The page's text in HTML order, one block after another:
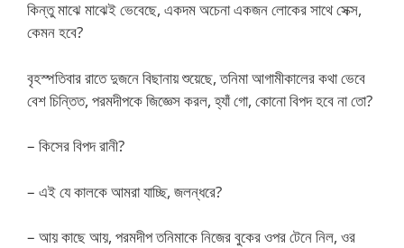
কিন্তু মাঝে মাঝেই ভেবেছে, একদম অচেনা একজন লোকের সাথে সেক্স,
কেমন হবে?
বৃহস্পতিবার রাতে দুজনে বিছানায় শুয়েছে, তনিমা আগামীকালের কথা ভেবে
বেশ চিন্তিত, পরমদীপকে জিজ্ঞেস করল, হ্যাঁ গো, কোনো বিপদ হবে না তো?
– কিসের বিপদ রানী?
– এই যে কালকে আমরা যাচ্ছি, জলন্ধরে?
– আয় কাছে আয়, পরমদীপ তনিমাকে নিজের বুকের ওপর টেনে নিল, ওর